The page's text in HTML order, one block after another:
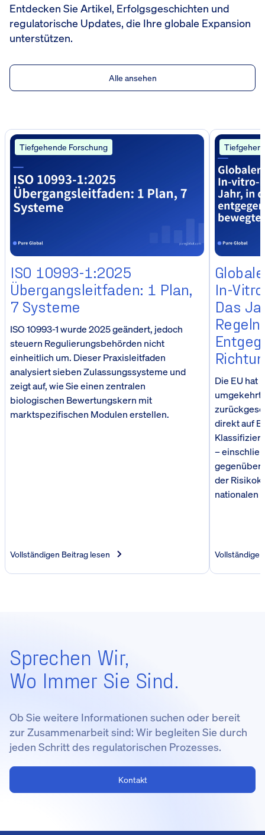
Entdecken Sie Artikel, Erfolgsgeschichten und
regulatorische Updates, die Ihre globale Expansion
unterstützen.
Alle ansehen
Tiefgehende Forschung
ISO 10993-1:2025
Übergangsleitfaden: 1 Plan,
7 Systeme
ISO 10993-1 wurde 2025 geändert, jedoch
steuern Regulierungsbehörden nicht
einheitlich um. Dieser Praxisleitfaden
analysiert sieben Zulassungssysteme und
zeigt auf, wie Sie einen zentralen
biologischen Bewertungskern mit
marktspezifischen Modulen erstellen.
Vollständigen Beitrag lesen
In-
Das
Regeln
Die EU hat
umgekehrt
direkt auf
–
gegenüber
der
nationalen
Sprechen Wir,
Wo Immer Sie Sind.
Ob Sie weitere Informationen suchen oder bereit
zur Zusammenarbeit sind: Wir begleiten Sie durch
jeden Schritt des regulatorischen Prozesses.
Kontakt